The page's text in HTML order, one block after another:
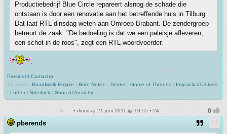
Productiebedrijf Blue Circle repareert alsnog de schade die
ontstaan is door een renovatie aan het betreffende huis in Tilburg.
Dat laat RTL dinsdag weten aan Omroep Brabant. De zendergroep
betreurt de zaak. "De bedoeling is dat we een paleisje afleveren;
een schot in de roos", zegt een RTL-woordvoerder.
President Camacho
TV series: Boardwalk Empire | Burn Notice | Dexter | Game of Thrones | Impractical Jokers
| Luther | Sherlock | Sons of Anarchy
• dinsdag 21 juni 2011 @ 19:55 • 24
pberends